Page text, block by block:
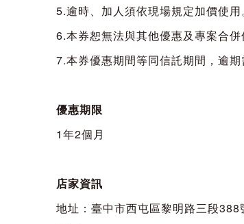
5.逾時、加人須依現場規定加價使用
6.本券恕無法與其他優惠及專案合
7.本券優惠期間等同信託期間，逾期
優惠期限
1年2個月
店家資訊
地址：臺中市西屯區黎明路三段